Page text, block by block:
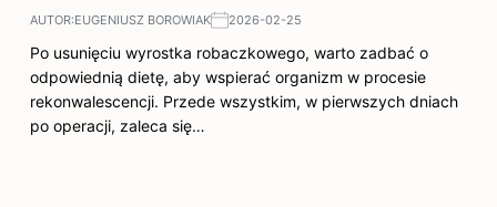
AUTOR:EUGENIUSZ BOROWIAK 2026-02-25
Po usunięciu wyrostka robaczkowego, warto zadbać o
odpowiednią dietę, aby wspierać organizm w procesie
rekonwalescencji. Przede wszystkim, w pierwszych dniach
po operacji, zaleca się…